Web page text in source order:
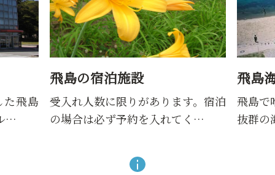
。宿泊
…
飛島海水浴場
飛島で唯一の海水浴場です。透明度
抜群の海水浴場で、泳いでい…
飛島
山形
岸の